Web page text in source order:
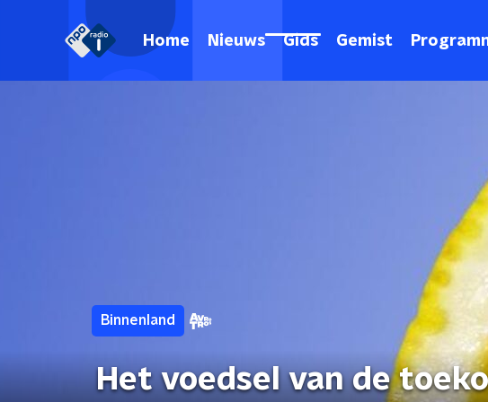
Home Nieuws Gids Gemist
Binnenland
Het voedsel van de